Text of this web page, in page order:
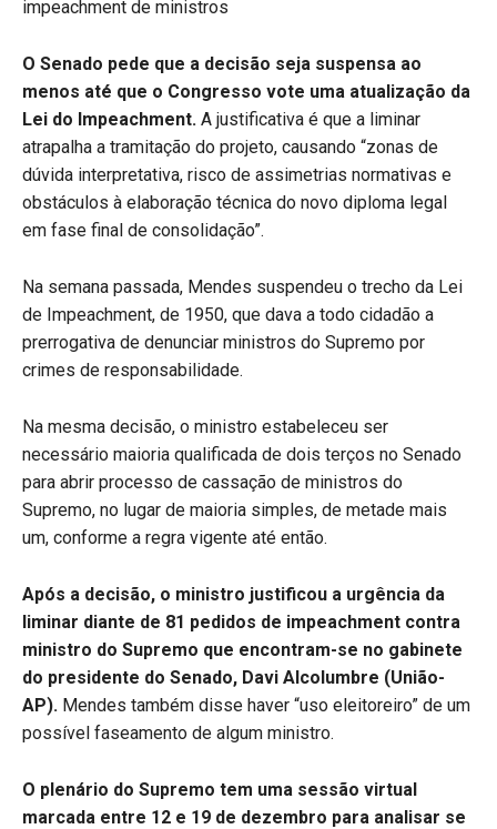
O Senado pede que a decisão seja suspensa ao
menos até que o Congresso vote uma atualização da
Lei do Impeachment. A justificativa é que a liminar
atrapalha a tramitação do projeto, causando “zonas de
dúvida interpretativa, risco de assimetrias normativas e
obstáculos à elaboração técnica do novo diploma legal
em fase final de consolidação”.
Na semana passada, Mendes suspendeu o trecho da Lei
de Impeachment, de 1950, que dava a todo cidadão a
prerrogativa de denunciar ministros do Supremo por
crimes de responsabilidade.
Na mesma decisão, o ministro estabeleceu ser
necessário maioria qualificada de dois terços no Senado
para abrir processo de cassação de ministros do
Supremo, no lugar de maioria simples, de metade mais
um, conforme a regra vigente até então.
Após a decisão, o ministro justificou a urgência da
liminar diante de 81 pedidos de impeachment contra
ministro do Supremo que encontram-se no gabinete
do presidente do Senado, Davi Alcolumbre (União-
AP). Mendes também disse haver “uso eleitoreiro” de um
possível faseamento de algum ministro.
O plenário do Supremo tem uma sessão virtual
marcada entre 12 e 19 de dezembro para analisar se